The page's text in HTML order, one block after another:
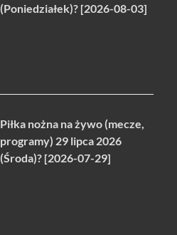
(Poniedziałek)? [2026-08-03]
Piłka nożna na żywo (mecze,
programy) 29 lipca 2026
(Środa)? [2026-07-29]